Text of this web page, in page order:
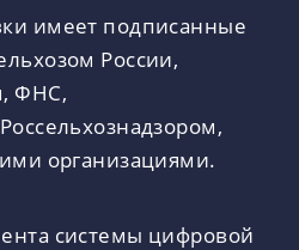
имеет подписанные
России,
ФНС,
организациями.
системы цифровой